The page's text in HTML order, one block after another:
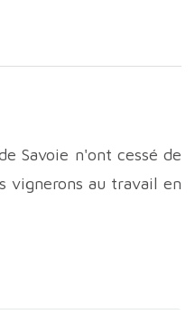
Savoie n'ont cessé de
vignerons au travail en